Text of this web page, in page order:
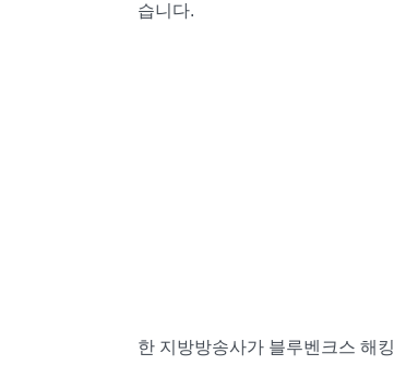
습니다.
한 지방방송사가 블루벤크스 해